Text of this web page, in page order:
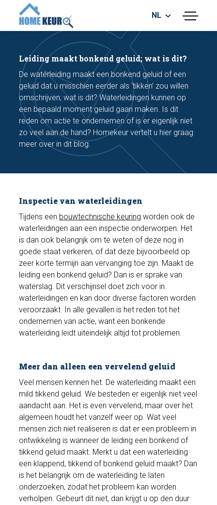
menu
BOUWKUNDIGE KEURING
ENERGIELABEL
MEETRAPPORT
FUNDERINGSRISICO ONDERZOEK
NL
Leiding maakt bonkend geluid; wat is dit?
De waterleiding maakt een bonkend geluid of een
geluid dat u misschien eerder als ‘tikken’ zou willen
omschrijven; wat is dit? Waterleidingen kunnen op
een bepaald moment geluid gaan maken. Is dit
reden om actie te ondernemen of is er eigenlijk niet
zo veel aan de hand? Homekeur vertelt u hier graag
meer over in dit blog.
Inspectie van waterleidingen
Tijdens een bouwtechnische keuring worden ook de
waterleidingen aan een inspectie onderworpen. Het
is dan ook belangrijk om te weten of deze nog in
goede staat verkeren, of dat deze bijvoorbeeld op
zeer korte termijn aan vervanging toe zijn. Maakt de
leiding een bonkend geluid? Dan is er sprake van
waterslag. Dit verschijnsel doet zich voor in
waterleidingen en kan door diverse factoren worden
veroorzaakt. In alle gevallen is het reden tot het
ondernemen van actie, want een bonkende
waterleiding leidt uiteindelijk altijd tot problemen.
Meer dan alleen een vervelend geluid
Veel mensen kennen het. De waterleiding maakt een
mild tikkend geluid. We besteden er eigenlijk niet veel
aandacht aan. Het is even vervelend, maar over het
algemeen houdt het vanzelf weer op. Wat veel
mensen zich niet realiseren is dat er een probleem in
ontwikkeling is wanneer de leiding een bonkend of
tikkend geluid maakt. Merkt u dat een waterleiding
een klappend, tikkend of bonkend geluid maakt? Dan
is het belangrijk om de waterleiding te laten
onderzoeken, zodat het probleem kan worden
verholpen. Gebeurt dit niet, dan krijgt u op den duur